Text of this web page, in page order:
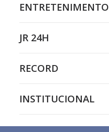
ENTRETENIMENTO
JR 24H
RECORD
INSTITUCIONAL